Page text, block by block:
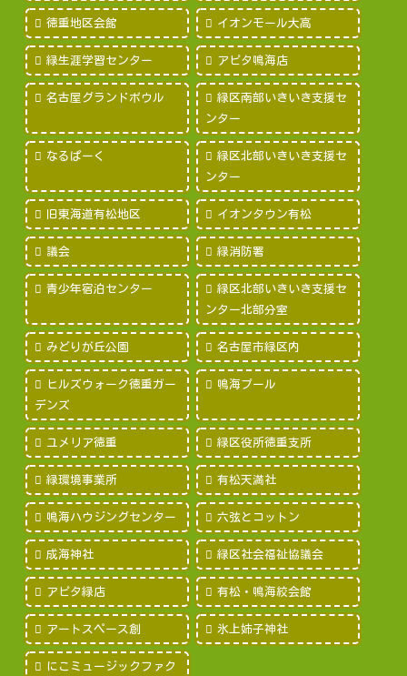
徳重地区会館 イオンモール大高
緑生涯学習センター アピタ鳴海店
名古屋グランドボウル
緑区南部いきいき支援セ
ンター
なるぱーく
緑区北部いきいき支援セ
ンター
旧東海道有松地区 イオンタウン有松
議会 緑消防署
青少年宿泊センター
緑区北部いきいき支援セ
ンター北部分室
みどりが丘公園 名古屋市緑区内
ヒルズウォーク徳重ガー
デンズ
鳴海プール
ユメリア徳重 緑区役所徳重支所
緑環境事業所 有松天満社
鳴海ハウジングセンター 六弦とコットン
成海神社 緑区社会福祉協議会
アピタ緑店 有松・鳴海絞会館
アートスペース創 氷上姉子神社
にこミュージックファク